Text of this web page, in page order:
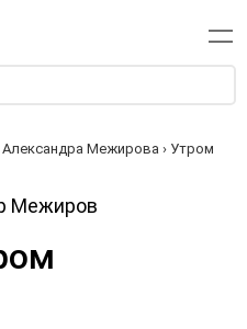
Александра Межирова › Утром
Межиров